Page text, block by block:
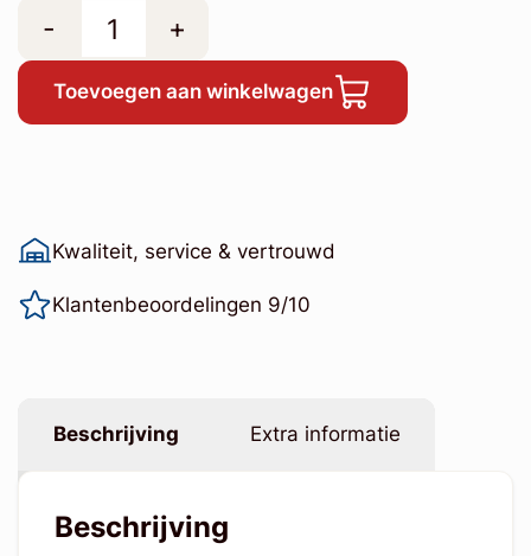
- +
Toevoegen aan winkelwagen
Kwaliteit, service & vertrouwd
Klantenbeoordelingen 9/10
Beschrijving Extra informatie
Beschrijving